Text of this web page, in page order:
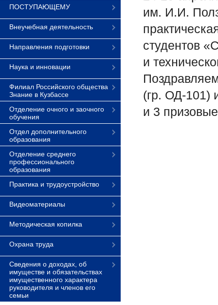
ПОСТУПАЮЩЕМУ
Внеучебная деятельность
Направления подготовки
Наука и инновации
Филиал Российского общества
Знание в Кузбассе
Отделение очного и заочного
обучения
Отдел дополнительного
образования
Отделение среднего
профессионального
образования
Практика и трудоустройство
Видеоматериалы
Методическая копилка
Охрана труда
Сведения о доходах, об
имуществе и обязательствах
имущественного характера
руководителя и членов его
семьи
им. И.И.
студентов
и
(гр. ОД-101)
и 3